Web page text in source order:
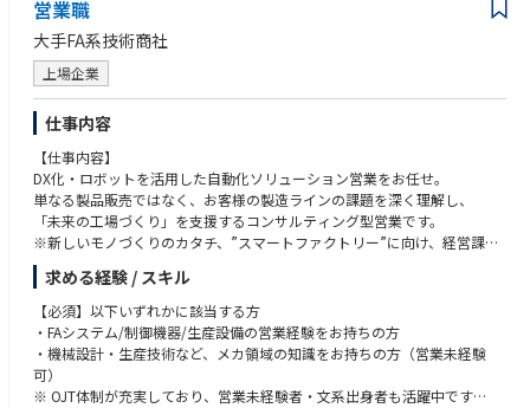
・報告書・契約書等のの作成・レビュー
【社風・環境】
■貿易専門商社という立場から、海外とのビジネスが必然となります。住
友商事との関連からプロジェクトの規模が長大になることも多く、スケー
ルの大きい職務内容に携わることができます。
■商社と言うと少し堅いイメージを持つかもしれませんが、いち早く在宅
勤務やスーパーフレックス勤務を導入するなど、時代の流れに合わせた会
社運営を行っています。直近ではSDGs・人的資本経営・DE&I推進など
様々なことに取り組んでいます。
営業職
大手FA系技術商社
上場企業
仕事内容
【仕事内容】
DX化・ロボットを活用した自動化ソリューション営業をお任せ。
単なる製品販売ではなく、お客様の製造ラインの課題を深く理解し、
「未来の工場づくり」を支援するコンサルティング型営業です。
※新しいモノづくりのカタチ、”スマートファクトリー”に向け、経営課題
に対し、ゼロから仕組みを創出します。
工場のネットワークシステム、在庫管理、電力監視システムなど営業と技
術の合わせ技でモノづくりのあらゆる課題を根本から改善します。
【具体的には】
さまざまな業種のお客様の課題をヒアリングし、当社が蓄積してきたFA・
ロボット技術と新技術を組み合わせたソリューションを提案を行う。
求める経験 / スキル
【必須】以下いずれかに該当する方
・FAシステム/制御機器/生産設備の営業経験をお持ちの方
・機械設計・生産技術など、メカ領域の知識をお持ちの方（営業未経験
可）
※ OJT体制が充実しており、営業未経験者・文系出身者も活躍中です